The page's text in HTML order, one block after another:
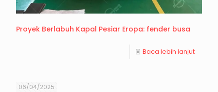
Proyek Berlabuh Kapal Pesiar Eropa: fender busa
Baca lebih lanjut
06/04/2025